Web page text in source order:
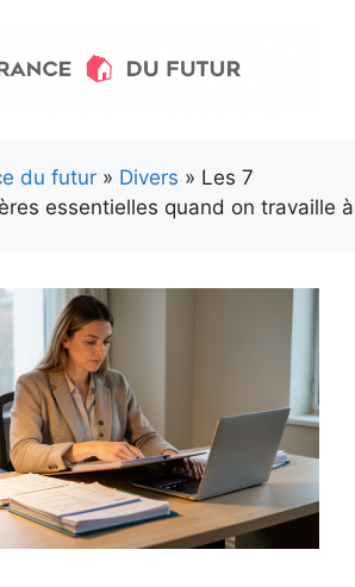
du futur » Divers » Les 7
essentielles quand on travaille à